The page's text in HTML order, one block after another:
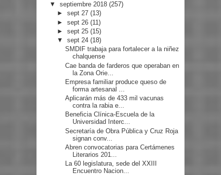
▼ septiembre 2018 (257)
►sept 27(13)
►sept 26(11)
►sept 25(15)
▼sept 24(18)
SMDIF trabaja para fortalecer a la niñez
chalquense
Cae banda de farderos que operaban en
la Zona Orie...
Empresa familiar produce queso de
forma artesanal ...
Aplicarán más de 433 mil vacunas
contra la rabia e...
Beneficia Clínica-Escuela de la
Universidad Interc...
Secretaría de Obra Pública y Cruz Roja
signan conv...
Abren convocatorias para Certámenes
Literarios 201...
La 60 legislatura, sede del XXIII
Encuentro Nacion...